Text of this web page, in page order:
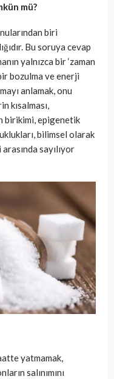
mü?
biri
Bu soruya cevap
yalnızca bir ‘zaman
bozulma ve enerji
anlamak, onu
kısalması,
birikimi, epigenetik
bilimsel olarak
sayılıyor
yatmamak,
salınımını